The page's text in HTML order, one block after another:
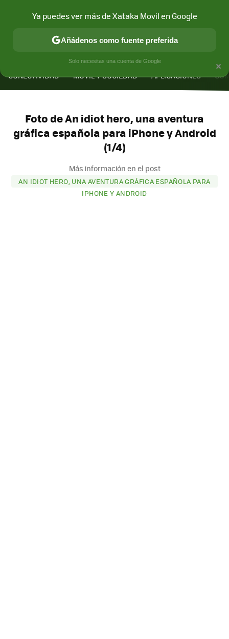
CONECTIVIDAD MÓVIL Y SOCIEDAD APLICACIONES
Foto de An idiot hero, una aventura
gráfica española para iPhone y Android
(1/4)
Más información en el post
AN IDIOT HERO, UNA AVENTURA GRÁFICA ESPAÑOLA PARA
IPHONE Y ANDROID
×
Ya puedes ver más de Xataka Movil en Google
Añádenos como fuente preferida
Solo necesitas una cuenta de Google